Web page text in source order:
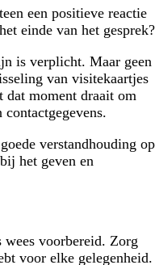
een positieve reactie
einde van het gesprek?
is verplicht. Maar geen
van visitekaartjes
dat moment draait om
verstandhouding op
het geven en
voorbereid. Zorg
voor elke gelegenheid.